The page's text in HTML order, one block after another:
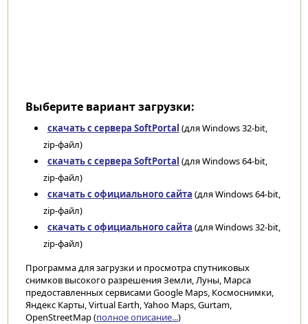
Выберите вариант загрузки:
скачать с сервера SoftPortal (для Windows 32-bit,
zip-файл)
скачать с сервера SoftPortal (для Windows 64-bit,
zip-файл)
скачать с официального сайта (для Windows 64-bit,
zip-файл)
скачать с официального сайта (для Windows 32-bit,
zip-файл)
Программа для загрузки и просмотра спутниковых
снимков высокого разрешения Земли, Луны, Марса
предоставленных сервисами Google Maps, Космоснимки,
Яндекс Карты, Virtual Earth, Yahoo Maps, Gurtam,
OpenStreetMap (полное описание...)